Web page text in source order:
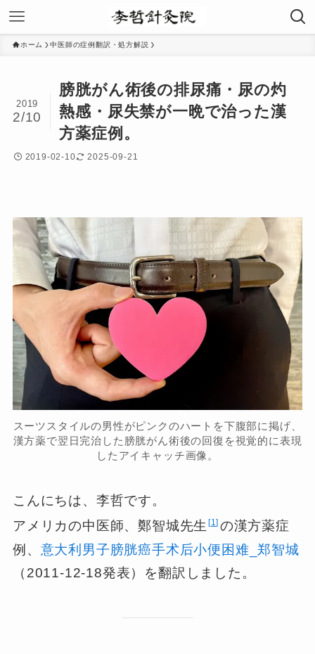
ホーム 中医師の症例翻訳・処方解説
膀胱がん術後の排尿痛・尿の灼
熱感・尿失禁が一晩で治った漢
方薬症例。
2019
2/10
2019-02-10 2025-09-21
スーツスタイルの男性がピンクのハートを下腹部に掲げ、
漢方薬で翌日完治した膀胱がん術後の回復を視覚的に表現
したアイキャッチ画像。
こんにちは、李哲です。
アメリカの中医師、鄭智城先生 1 の漢方薬症
例、 意大利男子膀胱癌手术后小便困难_郑智城
（2011-12-18発表）を翻訳しました。